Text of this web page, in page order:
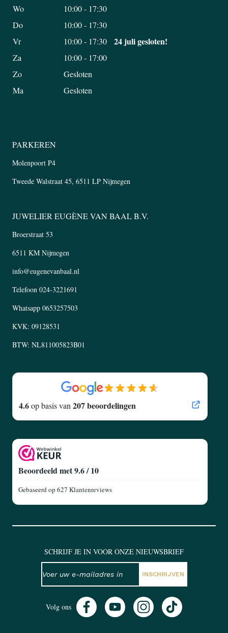
Wo
10:00 - 17:30
Do
10:00 - 17:30
Vr
10:00 - 17:30 24 juli gesloten!
Za
10:00 - 17:00
Zo
Gesloten
Ma
Gesloten
PARKEREN
Molenpoort P4
Tweede Walstraat 45, 6511 LP Nijmegen
JUWELIER EUGÈNE VAN BAAL B.V.
Broerstraat 53
6511 KM Nijmegen
info@eugenevanbaal.nl
Telefoon 024-3221691
Whatsapp 0653257503
KVK: 09128531
BTW: NL811005823B01
4.6op basis van 207 beoordelingen
Beoordeeld met 9.6 / 10
Gebaseerd op 627 Klantenreviews
SCHRIJF JE IN VOOR ONZE NIEUWSBRIEF
INSCHRIJVEN
Volg ons